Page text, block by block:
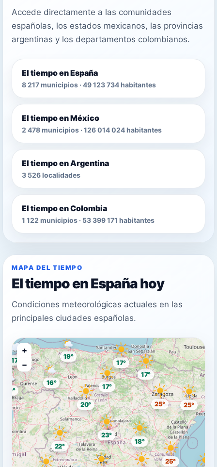
Accede directamente a las comunidades
españolas, los estados mexicanos, las provincias
argentinas y los departamentos colombianos.
El tiempo en España
8 217 municipios · 49 123 734 habitantes
El tiempo en México
2 478 municipios · 126 014 024 habitantes
El tiempo en Argentina
3 526 localidades
El tiempo en Colombia
1 122 municipios · 53 399 171 habitantes
MAPA DEL TIEMPO
El tiempo en España hoy
Condiciones meteorológicas actuales en las
principales ciudades españolas.
23°
25°
25°
17°
20°
19°
19°
17°
17°
17°
25°
16°
18°
22°
+
−